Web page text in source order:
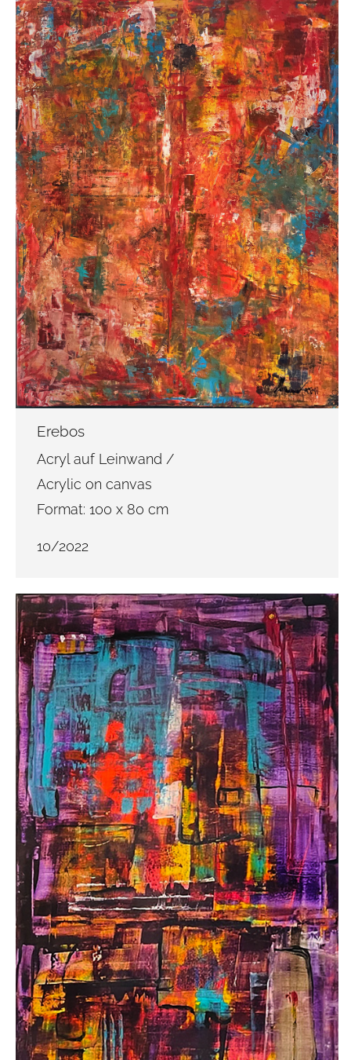
Erebos
Acryl auf Leinwand /
Acrylic on canvas
Format: 100 x 80 cm
10/2022